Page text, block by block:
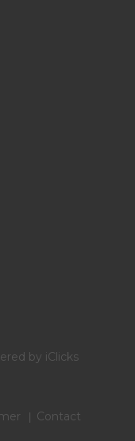
by iClicks
Contact